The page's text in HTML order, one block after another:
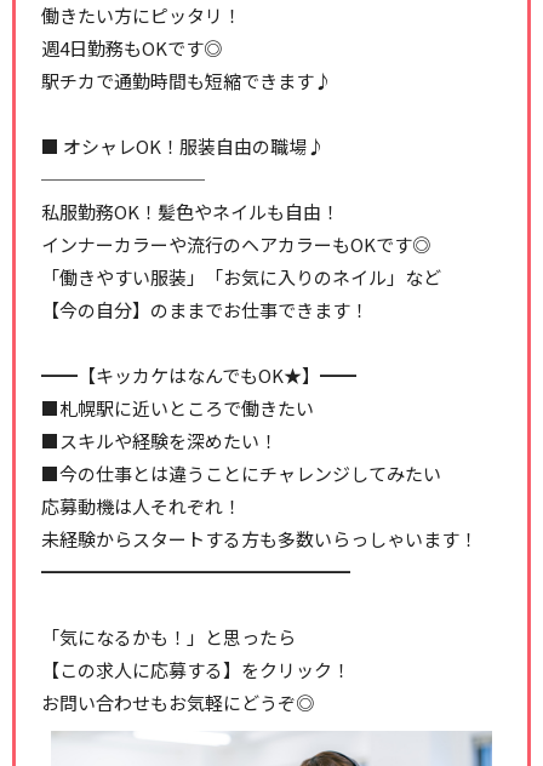
働きたい方にピッタリ！
週4日勤務もOKです◎
駅チカで通勤時間も短縮できます♪
■ オシャレOK！服装自由の職場♪
─────────
私服勤務OK！髪色やネイルも自由！
インナーカラーや流行のヘアカラーもOKです◎
「働きやすい服装」「お気に入りのネイル」など
【今の自分】のままでお仕事できます！
━━【キッカケはなんでもOK★】━━
■札幌駅に近いところで働きたい
■スキルや経験を深めたい！
■今の仕事とは違うことにチャレンジしてみたい
応募動機は人それぞれ！
未経験からスタートする方も多数いらっしゃいます！
━━━━━━━━━━━━━━━━━
「気になるかも！」と思ったら
【この求人に応募する】をクリック！
お問い合わせもお気軽にどうぞ◎